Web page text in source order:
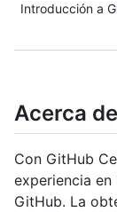
Introducción a
Acerca
Con GitHub
experiencia
GitHub. La